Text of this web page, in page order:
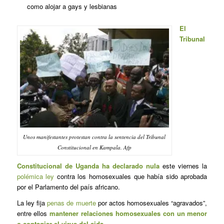
como alojar a gays y lesbianas
Unos manifestantes protestan contra la sentencia del Tribunal
Constitucional en Kampala. Afp
El
Tribunal
Constitucional de Uganda ha declarado nulaeste viernes la
polémica ley contra los homosexuales que había sido aprobada
por el Parlamento del país africano.
La ley fijapenas de muertepor actos homosexuales “agravados”,
entre ellosmantener relaciones homosexuales con un menor